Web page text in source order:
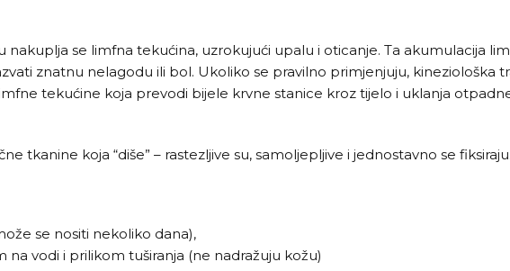
se limfna tekućina, uzrokujući upalu i oticanje. Ta akumulacija
znatnu nelagodu ili bol. Ukoliko se pravilno primjenjuju, kineziološka
tekućine koja prevodi bijele krvne stanice kroz tijelo i uklanja
tkanine koja “diše” – rastezljive su, samoljepljive i jednostavno se fiksiraju.
se nositi nekoliko dana),
vodi i prilikom tuširanja (ne nadražuju kožu)